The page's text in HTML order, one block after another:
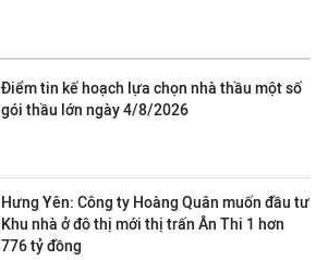
Điểm tin kế hoạch lựa chọn nhà thầu một số
gói thầu lớn ngày 4/8/2026
Hưng Yên: Công ty Hoàng Quân muốn đầu tư
Khu nhà ở đô thị mới thị trấn Ân Thi 1 hơn
776 tỷ đồng